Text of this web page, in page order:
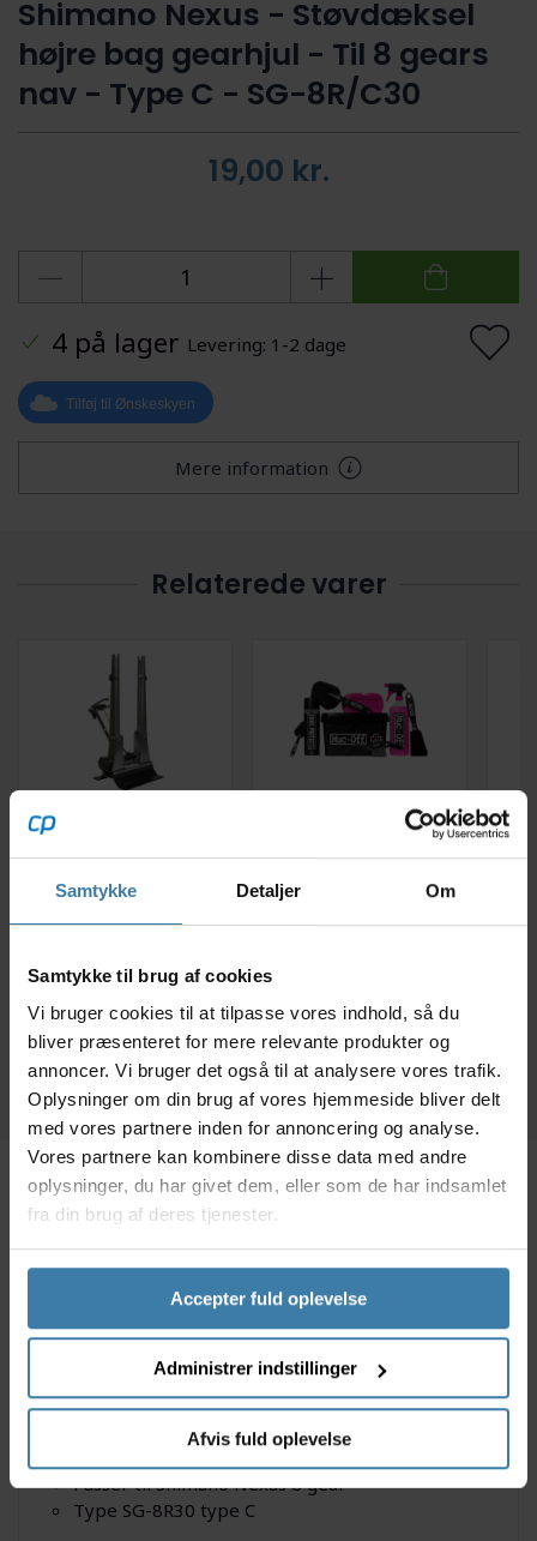
Samtykke Detaljer Om
Samtykke til brug af cookies
Vi bruger cookies til at tilpasse vores indhold, så du
bliver præsenteret for mere relevante produkter og
annoncer. Vi bruger det også til at analysere vores trafik.
Oplysninger om din brug af vores hjemmeside bliver delt
med vores partnere inden for annoncering og analyse.
Vores partnere kan kombinere disse data med andre
oplysninger, du har givet dem, eller som de har indsamlet
fra din brug af deres tjenester.
Accepter fuld oplevelse
Administrer indstillinger
Afvis fuld oplevelse
Shimano Nexus - Støvdæksel
højre bag gearhjul - Til 8 gears
nav - Type C - SG-8R/C30
19,00 kr.
4 på lager Levering: 1-2 dage
Tilføj til Ønskeskyen
Mere information
Relaterede varer
OnGear - Hjulopretter
- Til opretning af 20 -
29" hjul
1.299,00kr.
+10 på lager
Muc-Off 8-1 Bike
cleaning kit -
Rengøringssæt til
378,00kr.
+10 på lager
Beskrivelse Specifikationer
Original reservedel i form af et støvdæksel til højre
side bag ved tandhjulet på et Shimano Nexus 8-gears
nav model SG-8R30 Type C. Dit nav skal have
nummeret SG-8R30 indgraveret på selve nav hylstret
eller på bremsearmen.
Passer til Shimano Nexus 8 gear
Type SG-8R30 type C